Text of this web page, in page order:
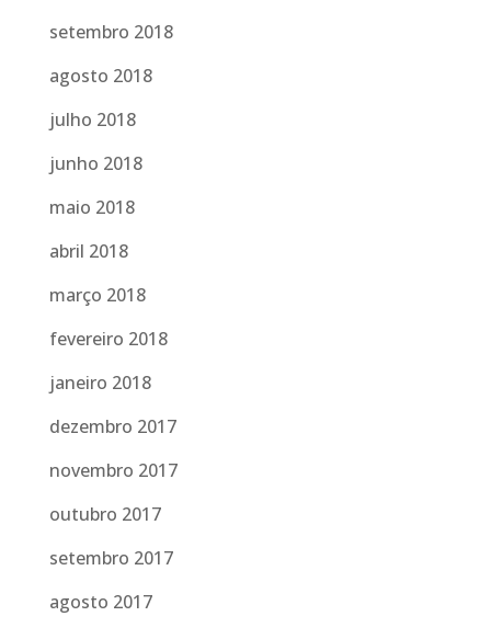
setembro 2018
agosto 2018
julho 2018
junho 2018
maio 2018
abril 2018
março 2018
fevereiro 2018
janeiro 2018
dezembro 2017
novembro 2017
outubro 2017
setembro 2017
agosto 2017